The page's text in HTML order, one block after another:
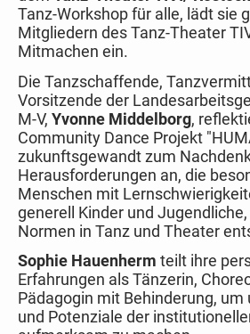
Tanz-Workshop für alle, lädt sie
Mitgliedern des Tanz-Theater
Mitmachen ein.
Die Tanzschaffende,
Vorsitzende der
M-V, Yvonne Middelborg,
Community Dance Projekt
zukunftsgewandt zum
Herausforderungen an, die
Menschen mit
generell Kinder und
Normen in Tanz und Theater
Sophie Hauenherm teilt ihre
Erfahrungen als Tänzerin,
Pädagogin mit Behinderung, um
und Potenziale der